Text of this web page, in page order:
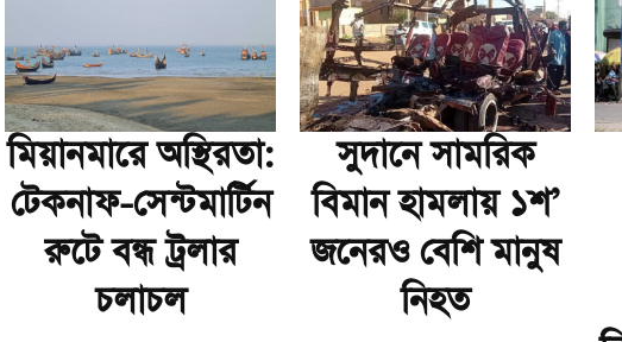
মিয়ানমারে অস্থিরতা:
টেকনাফ-সেন্টমার্টিন
রুটে বন্ধ ট্রলার
চলাচল
সুদানে সামরিক
বিমান হামলায় ১শ’
জনেরও বেশি মানুষ
নিহত